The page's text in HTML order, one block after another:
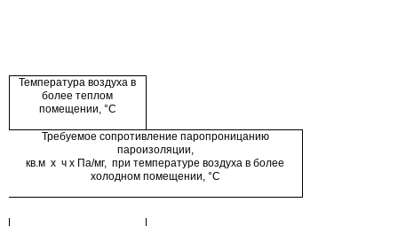
Температура воздуха в
более теплом
помещении, °С
Требуемое сопротивление паропроницанию
пароизоляции,
кв.м х ч х Па/мг, при температуре воздуха в более
холодном помещении, °С